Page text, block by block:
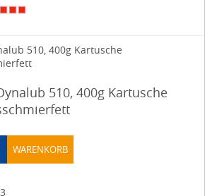
510, 400g Kartusche
WARENKORB